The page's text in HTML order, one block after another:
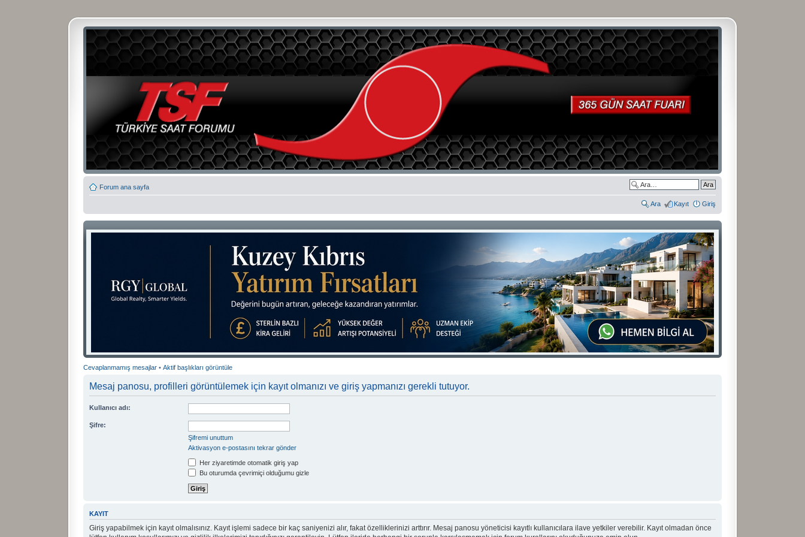
Forum ana sayfa
Ara Kayıt Giriş
Cevaplanmamış mesajlar • Aktif başlıkları görüntüle
Mesaj panosu, profilleri görüntülemek için kayıt olmanızı ve giriş yapmanızı gerekli tutuyor.
Kullanıcı adı:
Şifre:
Şifremi unuttum
Aktivasyon e-postasını tekrar gönder
Her ziyaretimde otomatik giriş yap
Bu oturumda çevrimiçi olduğumu gizle
KAYIT
Giriş yapabilmek için kayıt olmalısınız. Kayıt işlemi sadece bir kaç saniyenizi alır, fakat özelliklerinizi arttırır. Mesaj panosu yöneticisi kayıtlı kullanıcılara ilave yetkiler verebilir. Kayıt olmadan önce